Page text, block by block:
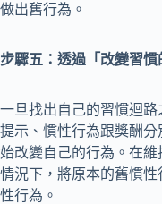
做出舊行為。
步驟五：透過「改變習
一旦找出自己的習慣迴
提示、慣性行為跟獎酬
始改變自己的行為。在
情況下，將原本的舊慣
性行為。